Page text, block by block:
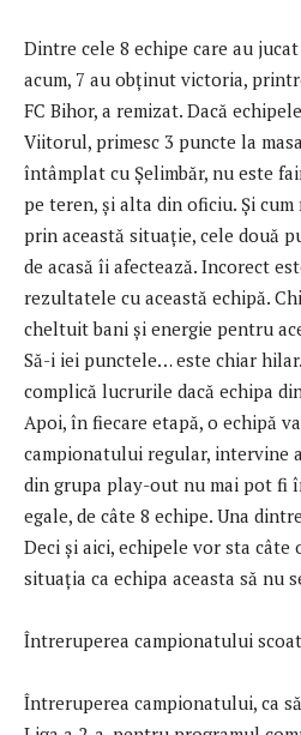
Dintre cele 8 echipe care au
acum, 7 au obținut victoria,
FC Bihor, a remizat. Dacă
Viitorul, primesc 3 puncte la
întâmplat cu Șelimbăr, nu este
pe teren, și alta din oficiu. Și cum
prin această situație, cele două
de acasă îi afectează. Incorect
rezultatele cu această echipă.
cheltuit bani și energie pentru
Să-i iei punctele… este chiar
complică lucrurile dacă echipa
Apoi, în fiecare etapă, o echipă
campionatului regular, intervine
din grupa play-out nu mai pot fi
egale, de câte 8 echipe. Una
Deci și aici, echipele vor sta câte
situația ca echipa aceasta să nu
Întreruperea campionatului
Întreruperea campionatului, ca